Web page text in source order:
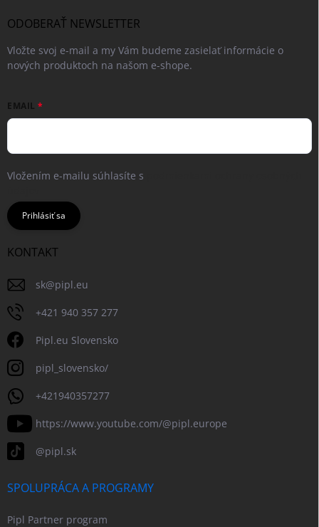
ODOBERAŤ NEWSLETTER
Vložte svoj e-mail a my Vám budeme zasielať informácie o
nových produktoch na našom e-shope.
EMAIL
Vložením e-mailu súhlasíte s
Prihlásiť sa
KONTAKT
sk@pipl.eu
+421 940 357 277
Pipl.eu Slovensko
pipl_slovensko/
+421940357277
https://www.youtube.com/@pipl.europe
@pipl.sk
SPOLUPRÁCA A PROGRAMY
Pipl Partner program